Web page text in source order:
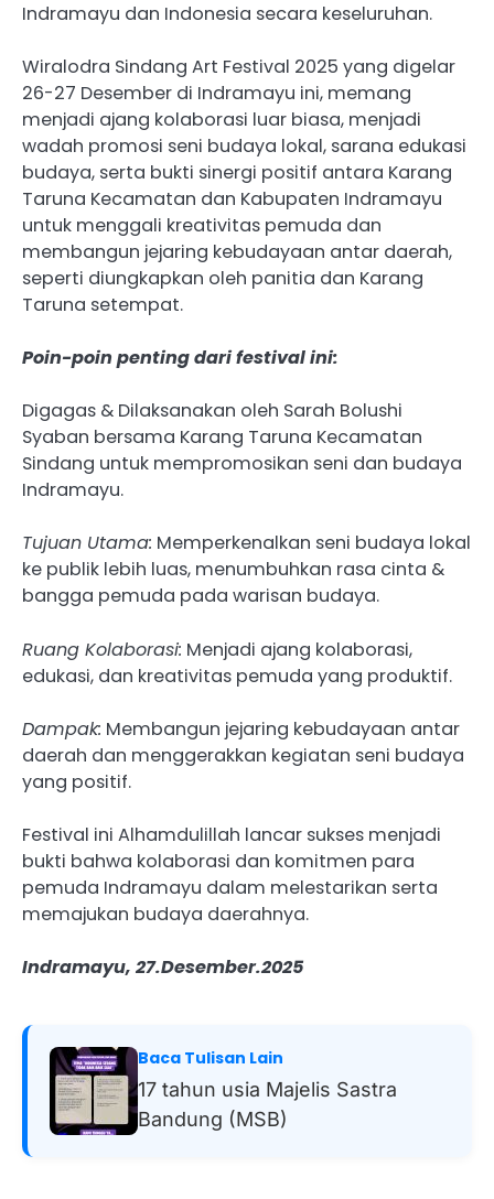
Indramayu dan Indonesia secara keseluruhan.
Wiralodra Sindang Art Festival 2025 yang digelar
26-27 Desember di Indramayu ini, memang
menjadi ajang kolaborasi luar biasa, menjadi
wadah promosi seni budaya lokal, sarana edukasi
budaya, serta bukti sinergi positif antara Karang
Taruna Kecamatan dan Kabupaten Indramayu
untuk menggali kreativitas pemuda dan
membangun jejaring kebudayaan antar daerah,
seperti diungkapkan oleh panitia dan Karang
Taruna setempat.
Poin-poin penting dari festival ini:
Digagas & Dilaksanakan oleh Sarah Bolushi
Syaban bersama Karang Taruna Kecamatan
Sindang untuk mempromosikan seni dan budaya
Indramayu.
Tujuan Utama: Memperkenalkan seni budaya lokal
ke publik lebih luas, menumbuhkan rasa cinta &
bangga pemuda pada warisan budaya.
Ruang Kolaborasi: Menjadi ajang kolaborasi,
edukasi, dan kreativitas pemuda yang produktif.
Dampak: Membangun jejaring kebudayaan antar
daerah dan menggerakkan kegiatan seni budaya
yang positif.
Festival ini Alhamdulillah lancar sukses menjadi
bukti bahwa kolaborasi dan komitmen para
pemuda Indramayu dalam melestarikan serta
memajukan budaya daerahnya.
Indramayu, 27.Desember.2025
Baca Tulisan Lain
17 tahun usia Majelis Sastra
Bandung (MSB)